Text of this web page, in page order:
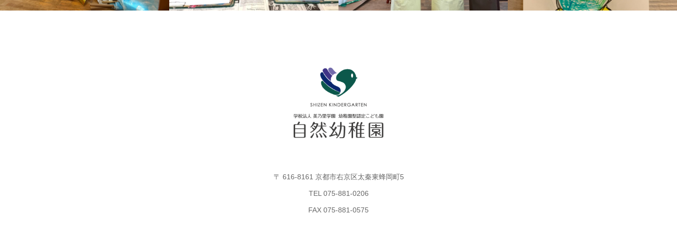
〒 616-8161 京都市右京区太秦東蜂岡町5
TEL 075-881-0206
FAX 075-881-0575